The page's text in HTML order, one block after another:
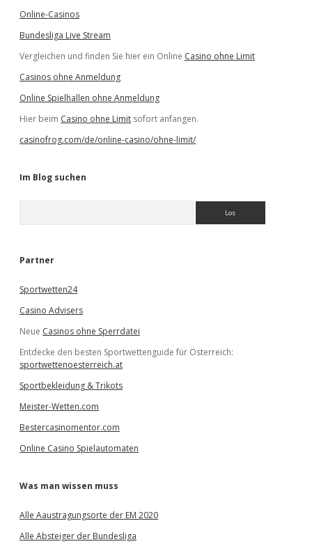
Online-Casinos
Bundesliga Live Stream
Vergleichen und finden Sie hier ein Online Casino ohne Limit
Casinos ohne Anmeldung
Online Spielhallen ohne Anmeldung
Hier beim Casino ohne Limit sofort anfangen.
casinofrog.com/de/online-casino/ohne-limit/
Im Blog suchen
e
Partner
Sportwetten24
Casino Advisers
Neue Casinos ohne Sperrdatei
Entdecke den besten Sportwettenguide für Österreich:
sportwettenoesterreich.at
Sportbekleidung & Trikots
Meister-Wetten.com
Bestercasinomentor.com
Online Casino Spielautomaten
Was man wissen muss
Alle Aaustragungsorte der EM 2020
Alle Absteiger der Bundesliga